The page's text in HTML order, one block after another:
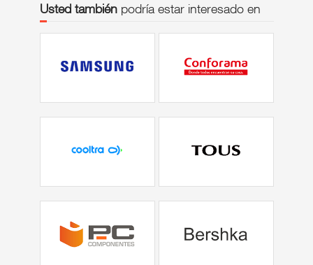
Usted tambiénpodría estar interesado en